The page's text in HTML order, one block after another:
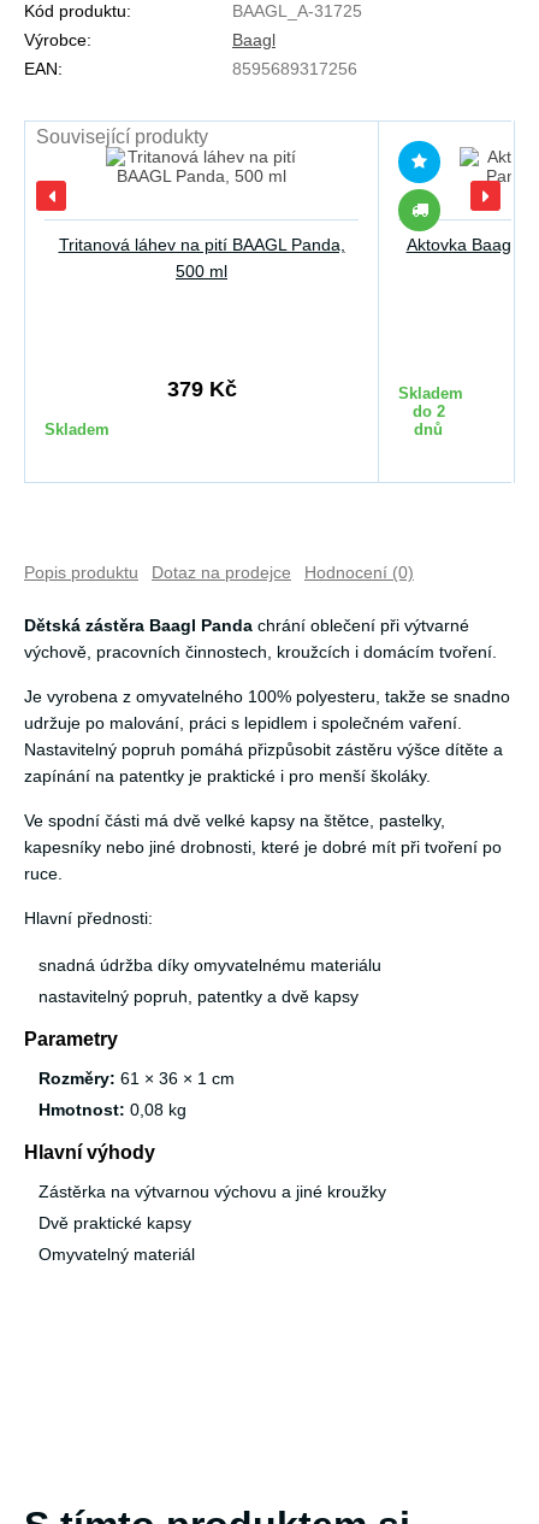
Kód produktu:
BAAGL_A-31725
Výrobce:
Baagl
EAN:
8595689317256
Související produkty
Tritanová láhev na pití BAAGL Panda,
500 ml
379 Kč
Skladem
Aktovka Baagl
Skladem
do 2
dnů
Popis produktu Dotaz na prodejce Hodnocení (0)
Dětská zástěra Baagl Panda chrání oblečení při výtvarné
výchově, pracovních činnostech, kroužcích i domácím tvoření.
Je vyrobena z omyvatelného 100% polyesteru, takže se snadno
udržuje po malování, práci s lepidlem i společném vaření.
Nastavitelný popruh pomáhá přizpůsobit zástěru výšce dítěte a
zapínání na patentky je praktické i pro menší školáky.
Ve spodní části má dvě velké kapsy na štětce, pastelky,
kapesníky nebo jiné drobnosti, které je dobré mít při tvoření po
ruce.
Hlavní přednosti:
snadná údržba díky omyvatelnému materiálu
nastavitelný popruh, patentky a dvě kapsy
Parametry
Rozměry: 61 × 36 × 1 cm
Hmotnost: 0,08 kg
Hlavní výhody
Zástěrka na výtvarnou výchovu a jiné kroužky
Dvě praktické kapsy
Omyvatelný materiál